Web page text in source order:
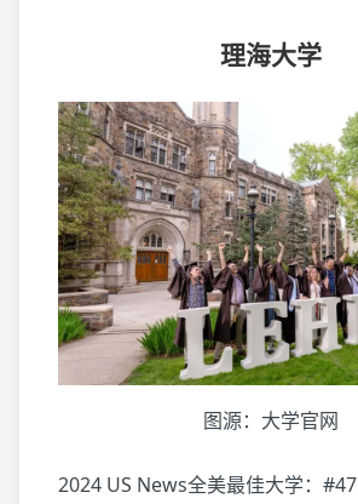
理海大学
图源：大学官网
2024 US News全美最佳大学：#47